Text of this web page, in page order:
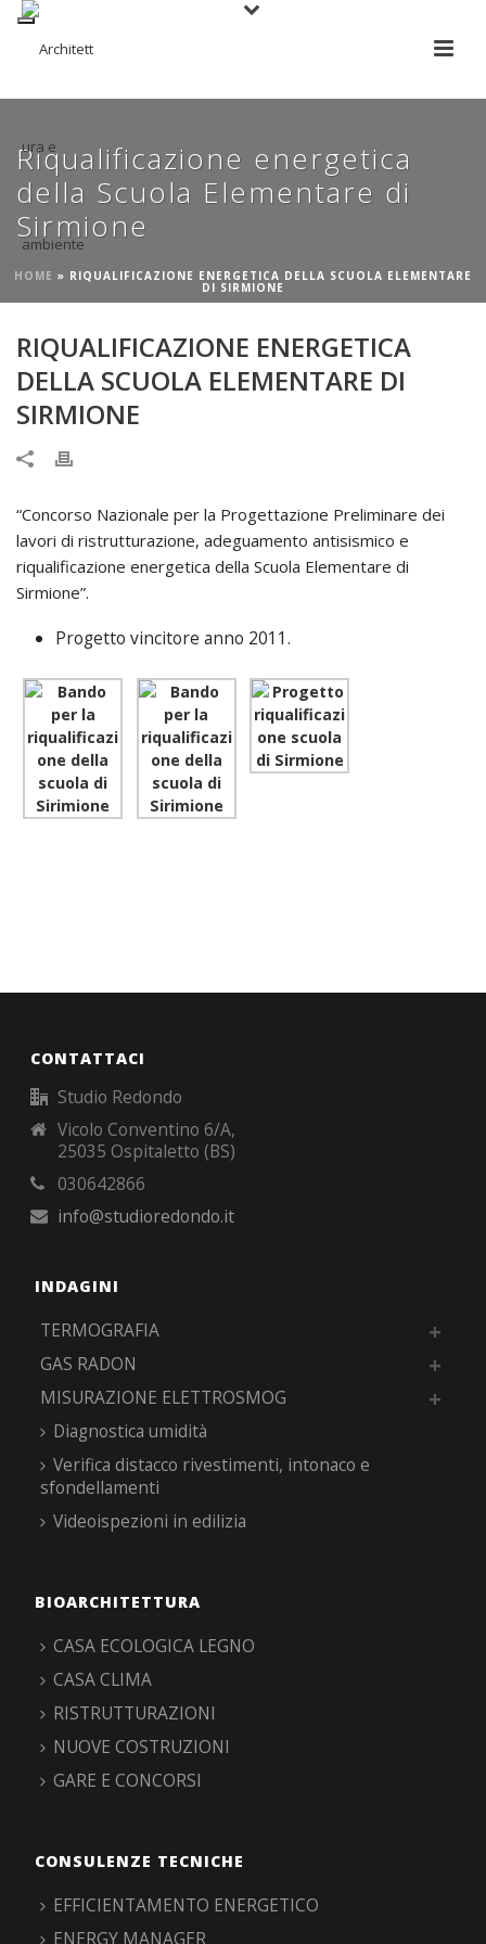
Riqualificazione energetica
della Scuola Elementare di
Sirmione
HOME » RIQUALIFICAZIONE ENERGETICA DELLA SCUOLA ELEMENTARE
DI SIRMIONE
RIQUALIFICAZIONE ENERGETICA
DELLA SCUOLA ELEMENTARE DI
SIRMIONE
“Concorso Nazionale per la Progettazione Preliminare dei
lavori di ristrutturazione, adeguamento antisismico e
riqualificazione energetica della Scuola Elementare di
Sirmione”.
Progetto vincitore anno 2011.
CONTATTACI
Studio Redondo
Vicolo Conventino 6/A,
25035 Ospitaletto (BS)
030642866
info@studioredondo.it
INDAGINI
TERMOGRAFIA
GAS RADON
MISURAZIONE ELETTROSMOG
Diagnostica umidità
Verifica distacco rivestimenti, intonaco e
sfondellamenti
Videoispezioni in edilizia
BIOARCHITETTURA
CASA ECOLOGICA LEGNO
CASA CLIMA
RISTRUTTURAZIONI
NUOVE COSTRUZIONI
GARE E CONCORSI
CONSULENZE TECNICHE
EFFICIENTAMENTO ENERGETICO
ENERGY MANAGER